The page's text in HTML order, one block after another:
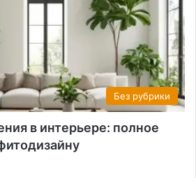
Без рубрики
в интерьере: полное